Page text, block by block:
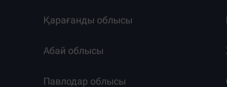
Қарағанды облысы
Абай облысы
Павлодар облысы